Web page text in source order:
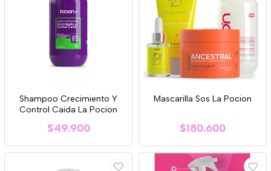
Shampoo Crecimiento Y
Control Caida La Pocion
$49.900
Mascarilla Sos La Pocion
$180.600